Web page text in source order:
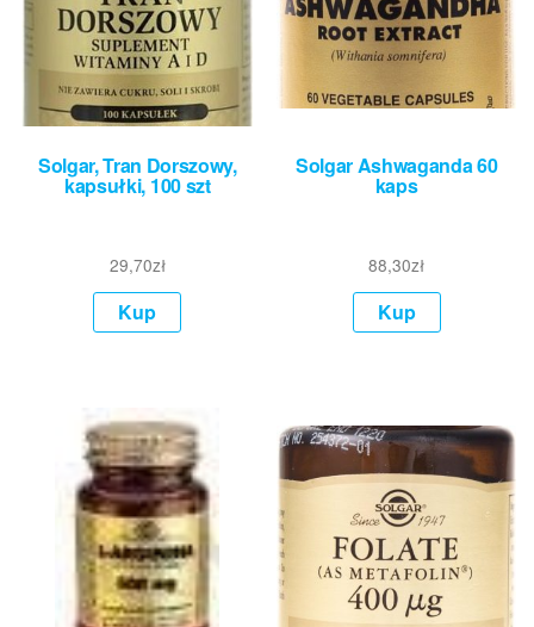
Solgar, Tran Dorszowy,
kapsułki, 100 szt
29,70zł
Kup
Solgar Ashwaganda 60
kaps
88,30zł
Kup